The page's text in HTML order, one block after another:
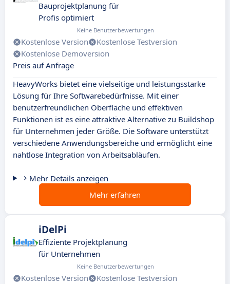
Bauprojektplanung für
Profis optimiert
Keine Benutzerbewertungen
Kostenlose Version
Kostenlose Testversion
Kostenlose Demoversion
Preis auf Anfrage
HeavyWorks bietet eine vielseitige und leistungsstarke
Lösung für Ihre Softwarebedürfnisse. Mit einer
benutzerfreundlichen Oberfläche und effektiven
Funktionen ist es eine attraktive Alternative zu Buildshop
für Unternehmen jeder Größe. Die Software unterstützt
verschiedene Anwendungsbereiche und ermöglicht eine
nahtlose Integration von Arbeitsabläufen.
Mehr Details anzeigen
Mehr erfahren
iDelPi
Effiziente Projektplanung
für Unternehmen
Keine Benutzerbewertungen
Kostenlose Version
Kostenlose Testversion